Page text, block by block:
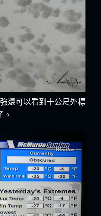
還可以看到十公尺外標
。